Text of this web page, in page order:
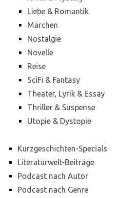
Liebe & Romantik
Märchen
Nostalgie
Novelle
Reise
SciFi & Fantasy
Theater, Lyrik & Essay
Thriller & Suspense
Utopie & Dystopie
Kurzgeschichten-Specials
Literaturwelt-Beiträge
Podcast nach Autor
Podcast nach Genre